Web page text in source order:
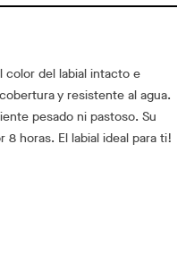
color del labial intacto e
y resistente al agua.
pesado ni pastoso. Su
horas. El labial ideal para ti!